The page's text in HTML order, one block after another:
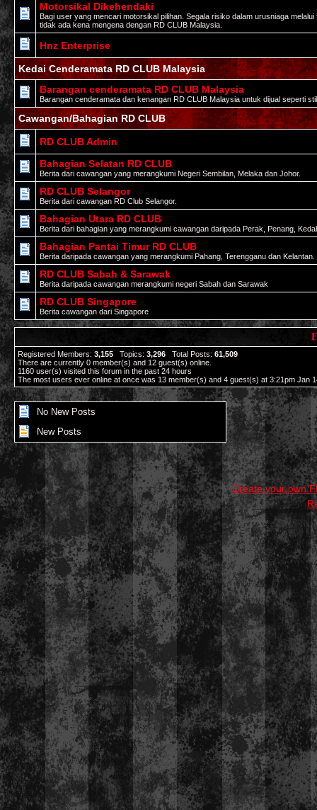
Motorsikal Dikehendaki
Bagi user yang mencari motorsikal pilihan. Segala risiko dalam urusniaga
tidak ada kena mengena dengan RD CLUB Malaysia.
Hnz Enterprise
Kedai Cenderamata RD CLUB Malaysia
Barangan cenderamata RD CLUB Malaysia
Barangan cenderamata dan kenangan RD CLUB Malaysia untuk dijual seperti
Cawangan/Bahagian RD CLUB
RD CLUB Admin
Bahagian Selatan RD CLUB
Berita dari cawangan yang merangkumi Negeri Sembilan, Melaka dan Johor.
RD CLUB Selangor
Berita dari cawangan RD Club Selangor.
Bahagian Utara RD CLUB
Berita dari bahagian yang merangkumi cawangan daripada Perak, Penang,
Bahagian Pantai Timur RD CLUB
Berita daripada cawangan yang merangkumi Pahang, Terengganu dan Kelantan.
RD CLUB Sabah & Sarawak
Berita daripada cawangan merangkumi negeri Sabah dan Sarawak
RD CLUB Singapore
Berita cawangan dari Singapore
Registered Members: 3,155 Topics: 3,296 Total Posts: 61,509
There are currently 0 member(s) and 12 guest(s) online
1160 user(s) visited this forum in the past 24 hours
The most users ever online at once was 13 member(s) and 4 guest(s) at 3:21pm Jan
No New Posts
New Posts
Create your own